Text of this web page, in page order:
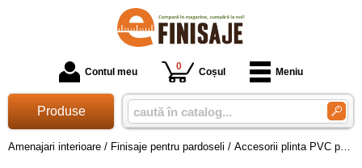
Contul meu 0 Coșul Meniu
Produse
Amenajari interioare / Finisaje pentru pardoseli / Accesorii plinta PVC parchet